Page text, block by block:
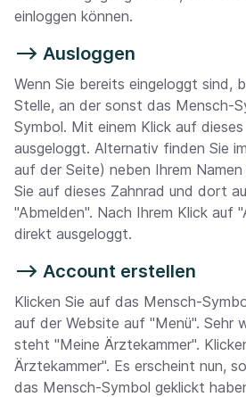
einloggen können.
--> Ausloggen
Wenn Sie bereits eingeloggt sind,
Stelle, an der sonst das Mensch-
Symbol. Mit einem Klick auf
ausgeloggt. Alternativ finden Sie
auf der Seite) neben Ihrem
Sie auf dieses Zahnrad und dort
"Abmelden". Nach Ihrem Klick auf
direkt ausgeloggt.
--> Account erstellen
Klicken Sie auf das Mensch-
auf der Website auf "Menü". Sehr
steht "Meine Ärztekammer".
Ärztekammer". Es erscheint nun,
das Mensch-Symbol geklickt